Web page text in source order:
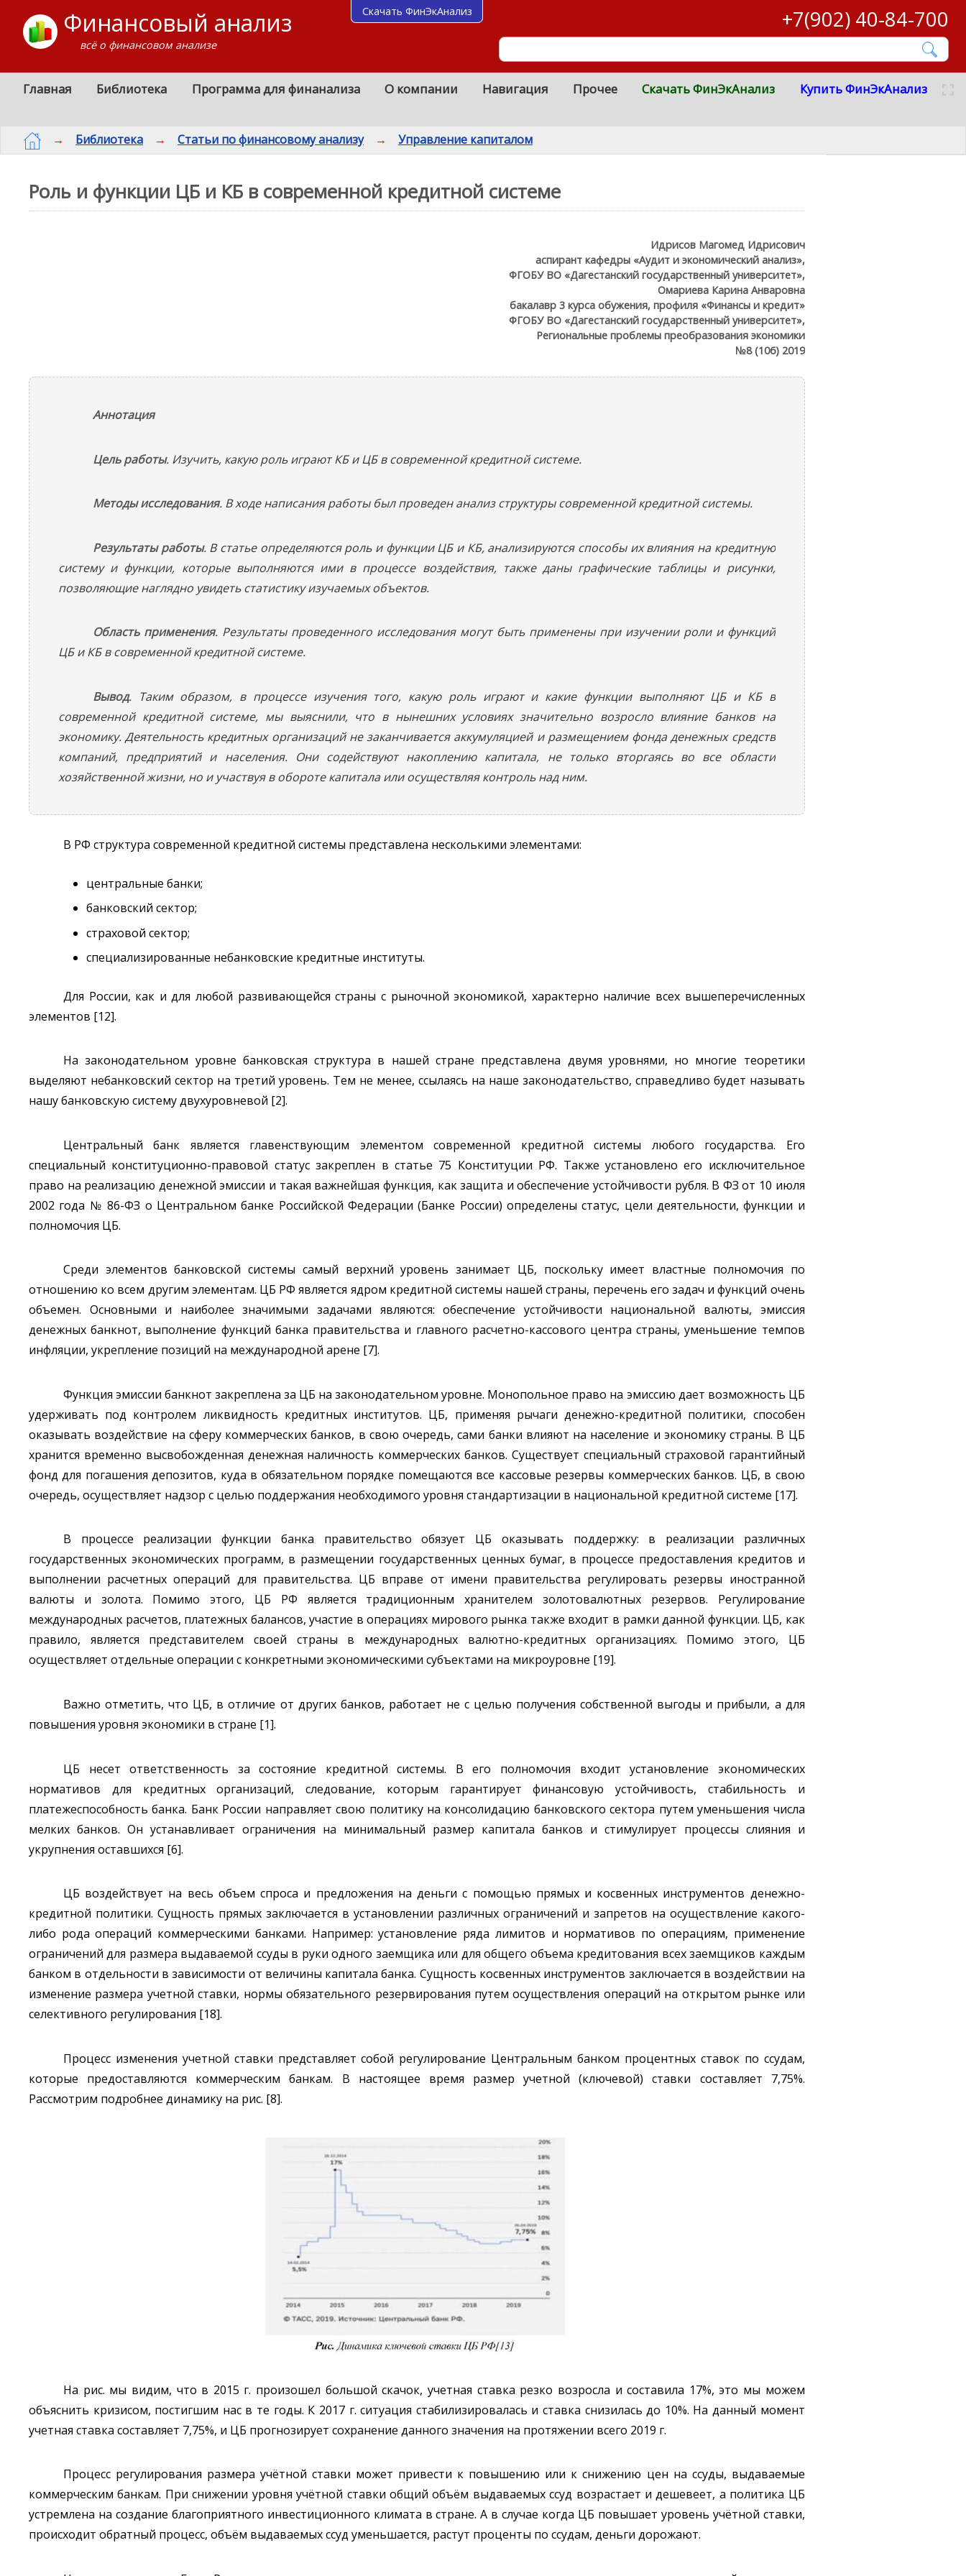
Финансовый анализ
всё о финансовом анализе
+7(902) 40-84-700
Главная Библиотека Программа для финанализа О компании Навигация Прочее Скачать ФинЭкАнализ Купить ФинЭкАнализ
→ Библиотека → Статьи по финансовому анализу → Управление капиталом
Роль и функции ЦБ и КБ в современной кредитной системе
Идрисов Магомед Идрисович
аспирант кафедры «Аудит и экономический анализ»,
ФГОБУ ВО «Дагестанский государственный университет»,
Омариева Карина Анваровна
бакалавр 3 курса обужения, профиля «Финансы и кредит»
ФГОБУ ВО «Дагестанский государственный университет»,
Региональные проблемы преобразования экономики
№8 (106) 2019
Аннотация
Цель работы. Изучить, какую роль играют КБ и ЦБ в современной кредитной системе.
Методы исследования. В ходе написания работы был проведен анализ структуры современной кредитной системы.
Результаты работы. В статье определяются роль и функции ЦБ и КБ, анализируются способы их влияния на кредитную
систему и функции, которые выполняются ими в процессе воздействия, также даны графические таблицы и рисунки,
позволяющие наглядно увидеть статистику изучаемых объектов.
Область применения. Результаты проведенного исследования могут быть применены при изучении роли и функций
ЦБ и КБ в современной кредитной системе.
Вывод. Таким образом, в процессе изучения того, какую роль играют и какие функции выполняют ЦБ и КБ в
современной кредитной системе, мы выяснили, что в нынешних условиях значительно возросло влияние банков на
экономику. Деятельность кредитных организаций не заканчивается аккумуляцией и размещением фонда денежных средств
компаний, предприятий и населения. Они содействуют накоплению капитала, не только вторгаясь во все области
хозяйственной жизни, но и участвуя в обороте капитала или осуществляя контроль над ним.
В РФ структура современной кредитной системы представлена несколькими элементами:
центральные банки;
банковский сектор;
страховой сектор;
специализированные небанковские кредитные институты.
Для России, как и для любой развивающейся страны с рыночной экономикой, характерно наличие всех вышеперечисленных
элементов [12].
На законодательном уровне банковская структура в нашей стране представлена двумя уровнями, но многие теоретики
выделяют небанковский сектор на третий уровень. Тем не менее, ссылаясь на наше законодательство, справедливо будет называть
нашу банковскую систему двухуровневой [2].
Центральный банк является главенствующим элементом современной кредитной системы любого государства. Его
специальный конституционно-правовой статус закреплен в статье 75 Конституции РФ. Также установлено его исключительное
право на реализацию денежной эмиссии и такая важнейшая функция, как защита и обеспечение устойчивости рубля. В ФЗ от 10 июля
2002 года № 86-ФЗ о Центральном банке Российской Федерации (Банке России) определены статус, цели деятельности, функции и
полномочия ЦБ.
Среди элементов банковской системы самый верхний уровень занимает ЦБ, поскольку имеет властные полномочия по
отношению ко всем другим элементам. ЦБ РФ является ядром кредитной системы нашей страны, перечень его задач и функций очень
объемен. Основными и наиболее значимыми задачами являются: обеспечение устойчивости национальной валюты, эмиссия
денежных банкнот, выполнение функций банка правительства и главного расчетно-кассового центра страны, уменьшение темпов
инфляции, укрепление позиций на международной арене [7].
Функция эмиссии банкнот закреплена за ЦБ на законодательном уровне. Монопольное право на эмиссию дает возможность ЦБ
удерживать под контролем ликвидность кредитных институтов. ЦБ, применяя рычаги денежно-кредитной политики, способен
оказывать воздействие на сферу коммерческих банков, в свою очередь, сами банки влияют на население и экономику страны. В ЦБ
хранится временно высвобожденная денежная наличность коммерческих банков. Существует специальный страховой гарантийный
фонд для погашения депозитов, куда в обязательном порядке помещаются все кассовые резервы коммерческих банков. ЦБ, в свою
очередь, осуществляет надзор с целью поддержания необходимого уровня стандартизации в национальной кредитной системе [17].
В процессе реализации функции банка правительство обязует ЦБ оказывать поддержку: в реализации различных
государственных экономических программ, в размещении государственных ценных бумаг, в процессе предоставления кредитов и
выполнении расчетных операций для правительства. ЦБ вправе от имени правительства регулировать резервы иностранной
валюты и золота. Помимо этого, ЦБ РФ является традиционным хранителем золотовалютных резервов. Регулирование
международных расчетов, платежных балансов, участие в операциях мирового рынка также входит в рамки данной функции. ЦБ, как
правило, является представителем своей страны в международных валютно-кредитных организациях. Помимо этого, ЦБ
осуществляет отдельные операции с конкретными экономическими субъектами на микроуровне [19].
Важно отметить, что ЦБ, в отличие от других банков, работает не с целью получения собственной выгоды и прибыли, а для
повышения уровня экономики в стране [1].
ЦБ несет ответственность за состояние кредитной системы. В его полномочия входит установление экономических
нормативов для кредитных организаций, следование, которым гарантирует финансовую устойчивость, стабильность и
платежеспособность банка. Банк России направляет свою политику на консолидацию банковского сектора путем уменьшения числа
мелких банков. Он устанавливает ограничения на минимальный размер капитала банков и стимулирует процессы слияния и
укрупнения оставшихся [6].
ЦБ воздействует на весь объем спроса и предложения на деньги с помощью прямых и косвенных инструментов денежно-
кредитной политики. Сущность прямых заключается в установлении различных ограничений и запретов на осуществление какого-
либо рода операций коммерческими банками. Например: установление ряда лимитов и нормативов по операциям, применение
ограничений для размера выдаваемой ссуды в руки одного заемщика или для общего объема кредитования всех заемщиков каждым
банком в отдельности в зависимости от величины капитала банка. Сущность косвенных инструментов заключается в воздействии на
изменение размера учетной ставки, нормы обязательного резервирования путем осуществления операций на открытом рынке или
селективного регулирования [18].
Процесс изменения учетной ставки представляет собой регулирование Центральным банком процентных ставок по ссудам,
которые предоставляются коммерческим банкам. В настоящее время размер учетной (ключевой) ставки составляет 7,75%.
Рассмотрим подробнее динамику на рис. [8].
На рис. мы видим, что в 2015 г. произошел большой скачок, учетная ставка резко возросла и составила 17%, это мы можем
объяснить кризисом, постигшим нас в те годы. К 2017 г. ситуация стабилизировалась и ставка снизилась до 10%. На данный момент
учетная ставка составляет 7,75%, и ЦБ прогнозирует сохранение данного значения на протяжении всего 2019 г.
Процесс регулирования размера учётной ставки может привести к повышению или к снижению цен на ссуды, выдаваемые
коммерческим банкам. При снижении уровня учётной ставки общий объём выдаваемых ссуд возрастает и дешевеет, а политика ЦБ
устремлена на создание благоприятного инвестиционного климата в стране. А в случае когда ЦБ повышает уровень учётной ставки,
происходит обратный процесс, объём выдаваемых ссуд уменьшается, растут проценты по ссудам, деньги дорожают.
Скачать ФинЭкАнализ